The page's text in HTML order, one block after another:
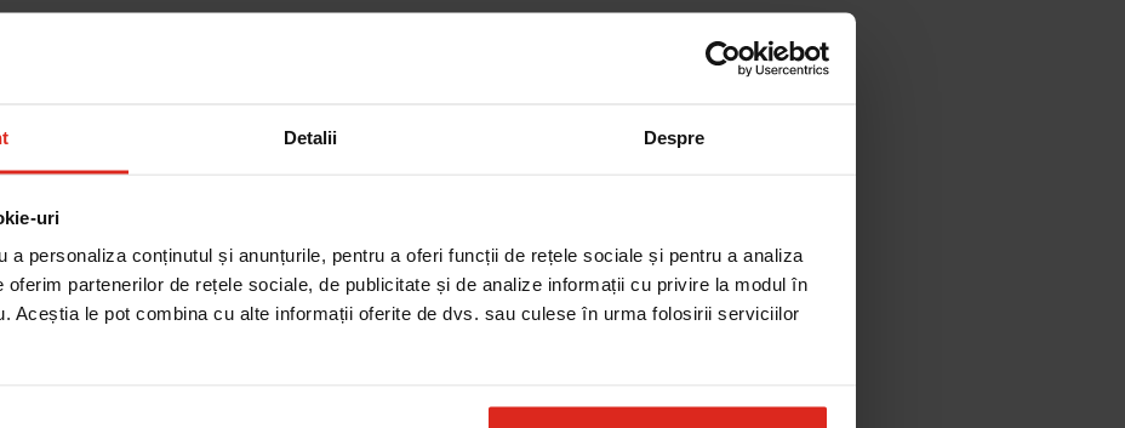
Detalii Despre
uri
a personaliza conținutul și anunțurile, pentru a oferi funcții de rețele sociale și pentru a analiza
oferim partenerilor de rețele sociale, de publicitate și de analize informații cu privire la modul în
Aceștia le pot combina cu alte informații oferite de dvs. sau culese în urma folosirii serviciilor